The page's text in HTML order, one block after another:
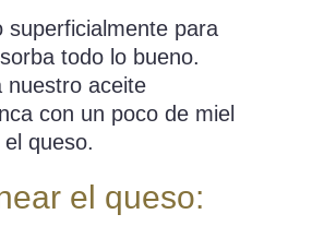
superficialmente para
todo lo bueno.
nuestro aceite
con un poco de miel
queso.
el queso: